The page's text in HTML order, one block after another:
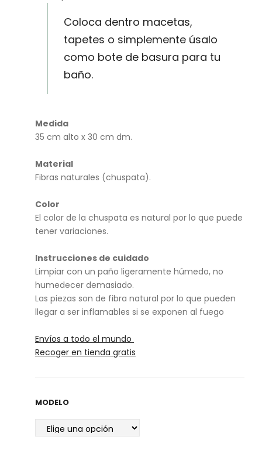
Coloca dentro macetas,
tapetes o simplemente úsalo
como bote de basura para tu
baño.
Medida
35 cm alto x 30 cm dm.
Material
Fibras naturales (chuspata).
Color
El color de la chuspata es natural por lo que puede
tener variaciones.
Instrucciones de cuidado
Limpiar con un paño ligeramente húmedo, no
humedecer demasiado.
Las piezas son de fibra natural por lo que pueden
llegar a ser inflamables si se exponen al fuego
Envíos a todo el mundo
Recoger en tienda gratis
MODELO